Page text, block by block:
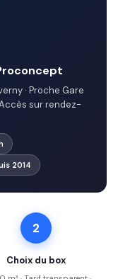
· Proche Gare
sur rendez-
2014
2
Choix du box